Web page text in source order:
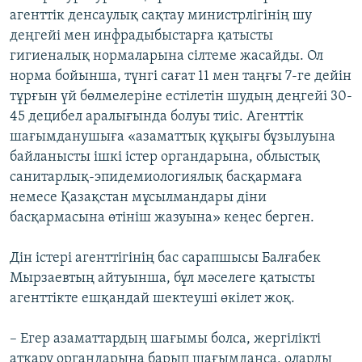
агенттік денсаулық сақтау министрлігінің шу
деңгейі мен инфрадыбыстарға қатысты
гигиеналық нормаларына сілтеме жасайды. Ол
норма бойынша, түнгі сағат 11 мен таңғы 7-ге дейін
тұрғын үй бөлмелеріне естілетін шудың деңгейі 30-
45 децибел аралығында болуы тиіс. Агенттік
шағымданушыға «азаматтық құқығы бұзылуына
байланысты ішкі істер органдарына, облыстық
санитарлық-эпидемиологиялық басқармаға
немесе Қазақстан мұсылмандары діни
басқармасына өтініш жазуына» кеңес берген.
Дін істері агенттігінің бас сарапшысы Балғабек
Мырзаевтың айтуынша, бұл мәселеге қатысты
агенттікте ешқандай шектеуші өкілет жоқ.
– Егер азаматтардың шағымы болса, жергілікті